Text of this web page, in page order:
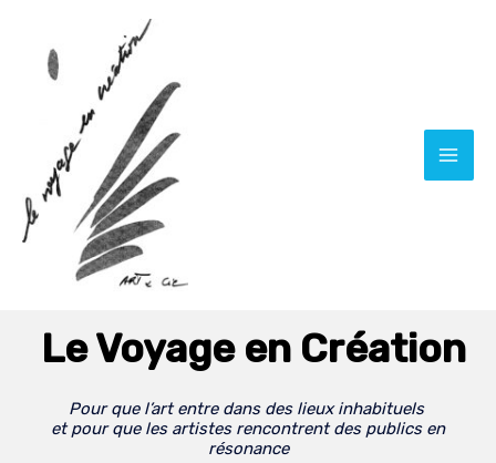
contenu
Le Voyage en Création
Pour que l’art entre dans des lieux inhabituels
et pour que les artistes rencontrent des publics en
résonance